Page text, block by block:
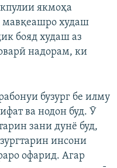
якмоҳа
мавқеашро худаш
бояд худаш аз
надорам, ки
бузург бе илму
ва нодон буд. Ӯ
зани дунё буд,
инсони
офарид. Агар